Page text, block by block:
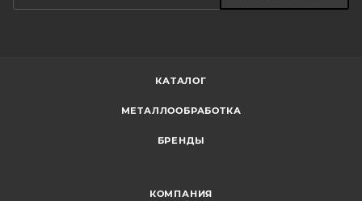
КАТАЛОГ
МЕТАЛЛООБРАБОТКА
БРЕНДЫ
КОМПАНИЯ